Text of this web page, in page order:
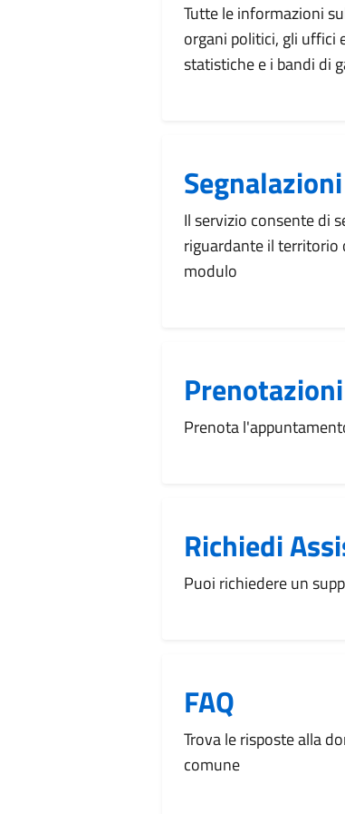
Tutte le informazioni
organi politici, gli uffici
statistiche e i bandi di
Segnalazioni
Il servizio consente di
riguardante il territorio
modulo
Prenotazioni
Prenota
Richiedi
Puoi richiedere un
FAQ
Trova le risposte alla
comune